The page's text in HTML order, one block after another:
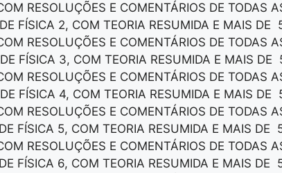
RESOLUÇÕES E COMENTÁRIOS DE TODAS
FÍSICA 2, COM TEORIA RESUMIDA E MAIS DE
RESOLUÇÕES E COMENTÁRIOS DE TODAS
FÍSICA 3, COM TEORIA RESUMIDA E MAIS DE
RESOLUÇÕES E COMENTÁRIOS DE TODAS
FÍSICA 4, COM TEORIA RESUMIDA E MAIS DE
RESOLUÇÕES E COMENTÁRIOS DE TODAS
FÍSICA 5, COM TEORIA RESUMIDA E MAIS DE
RESOLUÇÕES E COMENTÁRIOS DE TODAS
FÍSICA 6, COM TEORIA RESUMIDA E MAIS DE